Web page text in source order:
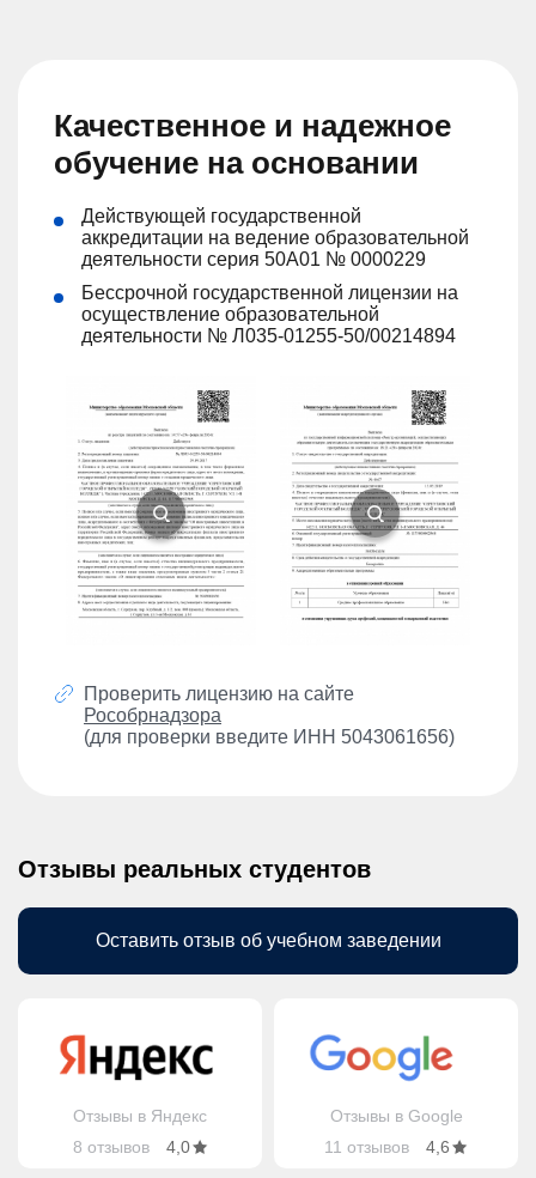
Качественное и надежное
обучение на основании
Действующей государственной
аккредитации на ведение образовательной
деятельности серия 50А01 № 0000229
Бессрочной государственной лицензии на
осуществление образовательной
деятельности № Л035-01255-50/00214894
Проверить лицензию на сайте
Рособрнадзора
(для проверки введите ИНН 5043061656)
Отзывы реальных студентов
Оставить отзыв об учебном заведении
Отзывы в Яндекс
8 отзывов
4,0
Отзывы в Google
11 отзывов
4,6